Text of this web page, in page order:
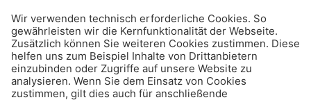
Haus & Mieten